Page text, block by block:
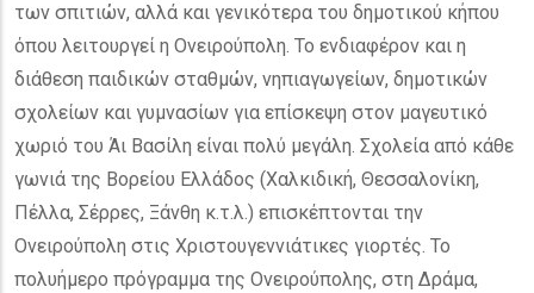
των σπιτιών, αλλά και γενικότερα του δημοτικού κήπου
όπου λειτουργεί η Ονειρούπολη. Το ενδιαφέρον και η
διάθεση παιδικών σταθμών, νηπιαγωγείων, δημοτικών
σχολείων και γυμνασίων για επίσκεψη στον μαγευτικό
χωριό του Άι Βασίλη είναι πολύ μεγάλη. Σχολεία από κάθε
γωνιά της Βορείου Ελλάδος (Χαλκιδική, Θεσσαλονίκη,
Πέλλα, Σέρρες, Ξάνθη κ.τ.λ.) επισκέπτονται την
Ονειρούπολη στις Χριστουγεννιάτικες γιορτές. Το
πολυήμερο πρόγραμμα της Ονειρούπολης, στη Δράμα,